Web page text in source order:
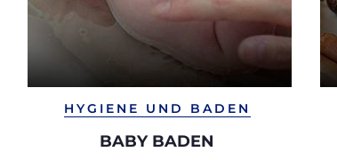
HYGIENE UND BADEN
BABY BADEN